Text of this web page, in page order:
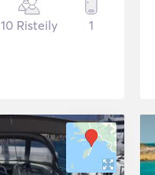
10 Risteily 1